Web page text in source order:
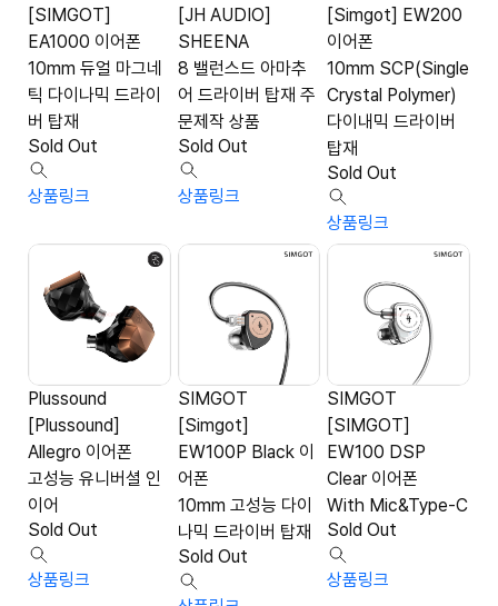
[SIMGOT]
EA1000 이어폰
10mm 듀얼 마그네
틱 다이나믹 드라이
버 탑재
Sold Out
상품링크
[JH AUDIO]
SHEENA
8 밸런스드 아마추
어 드라이버 탑재 주
문제작 상품
Sold Out
상품링크
[Simgot] EW200
이어폰
10mm SCP(Single
Crystal Polymer)
다이내믹 드라이버
탑재
Sold Out
상품링크
Plussound
[Plussound]
Allegro 이어폰
고성능 유니버셜 인
이어
Sold Out
상품링크
SIMGOT
[Simgot]
EW100P Black 이
어폰
10mm 고성능 다이
나믹 드라이버 탑재
Sold Out
SIMGOT
[SIMGOT]
EW100 DSP
Clear 이어폰
With Mic&Type-C
Sold Out
상품링크